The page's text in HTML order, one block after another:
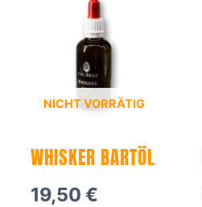
NICHT VORRÄTIG
WHISKER BARTÖL
19,50 €